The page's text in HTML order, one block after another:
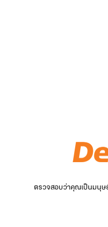
ตรวจสอบว่าคุณเป็นมนุษ